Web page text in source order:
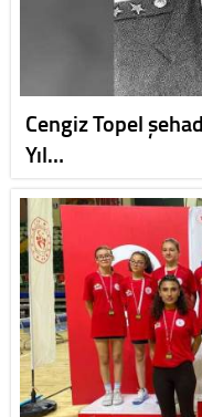
Cengiz Topel
Yıl…